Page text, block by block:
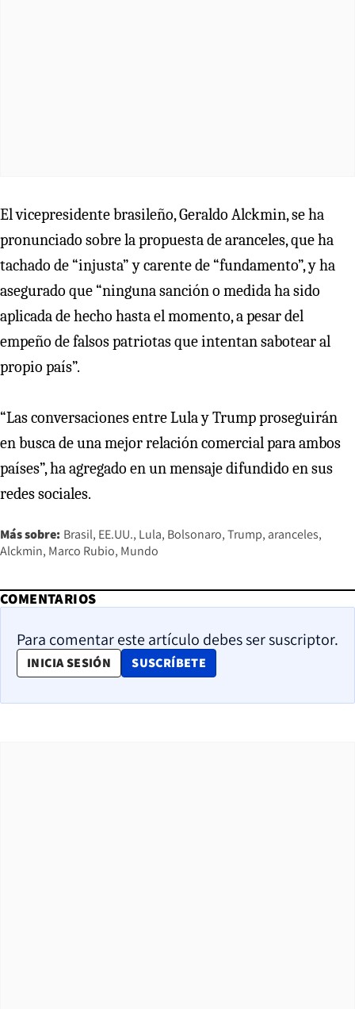
El vicepresidente brasileño, Geraldo Alckmin, se ha
pronunciado sobre la propuesta de aranceles, que ha
tachado de “injusta” y carente de “fundamento”, y ha
asegurado que “ninguna sanción o medida ha sido
aplicada de hecho hasta el momento, a pesar del
empeño de falsos patriotas que intentan sabotear al
propio país”.
“Las conversaciones entre Lula y Trump proseguirán
en busca de una mejor relación comercial para ambos
países”, ha agregado en un mensaje difundido en sus
redes sociales.
Más sobre: Brasil EE.UU. Lula Bolsonaro Trump aranceles
Alckmin Marco Rubio Mundo
COMENTARIOS
Para comentar este artículo debes ser suscriptor.
INICIA SESIÓN SUSCRÍBETE
OPENS IN NEW WINDOW